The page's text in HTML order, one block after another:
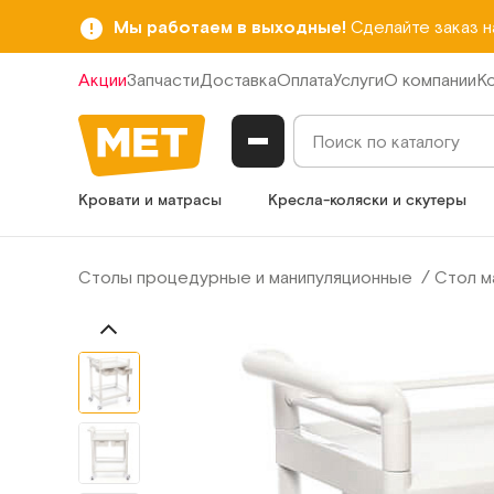
Мы работаем в выходные! Сделайте заказ
АкцииЗапчастиДоставкаОплатаУслугиО компании
Кровати и матрасы Кресла-коляски и скутеры
Столы процедурные и манипуляционные Стол